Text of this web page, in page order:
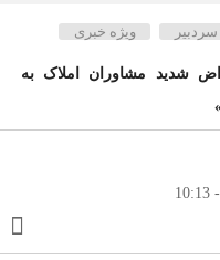
سردبیر ویژه خبری
شدید مشاوران املاک به